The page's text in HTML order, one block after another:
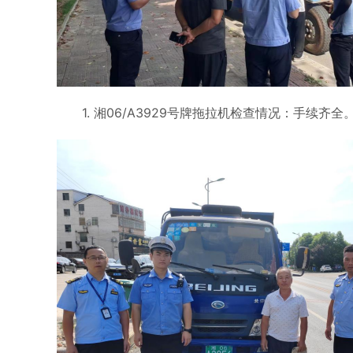
1. 湘06/A3929号牌拖拉机检查情况：手续齐全